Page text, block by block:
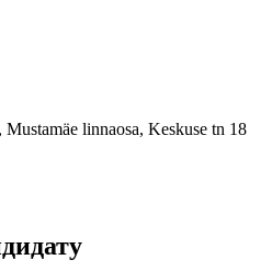
linnaosa, Keskuse tn 18